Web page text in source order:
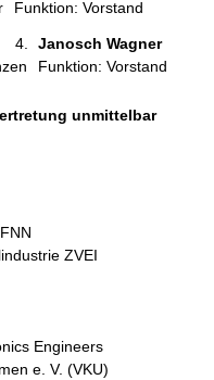
Funktion: Vorstand
Janosch Wagner
Funktion: Vorstand
unmittelbar
ZVEI
Engineers
e. V. (VKU)